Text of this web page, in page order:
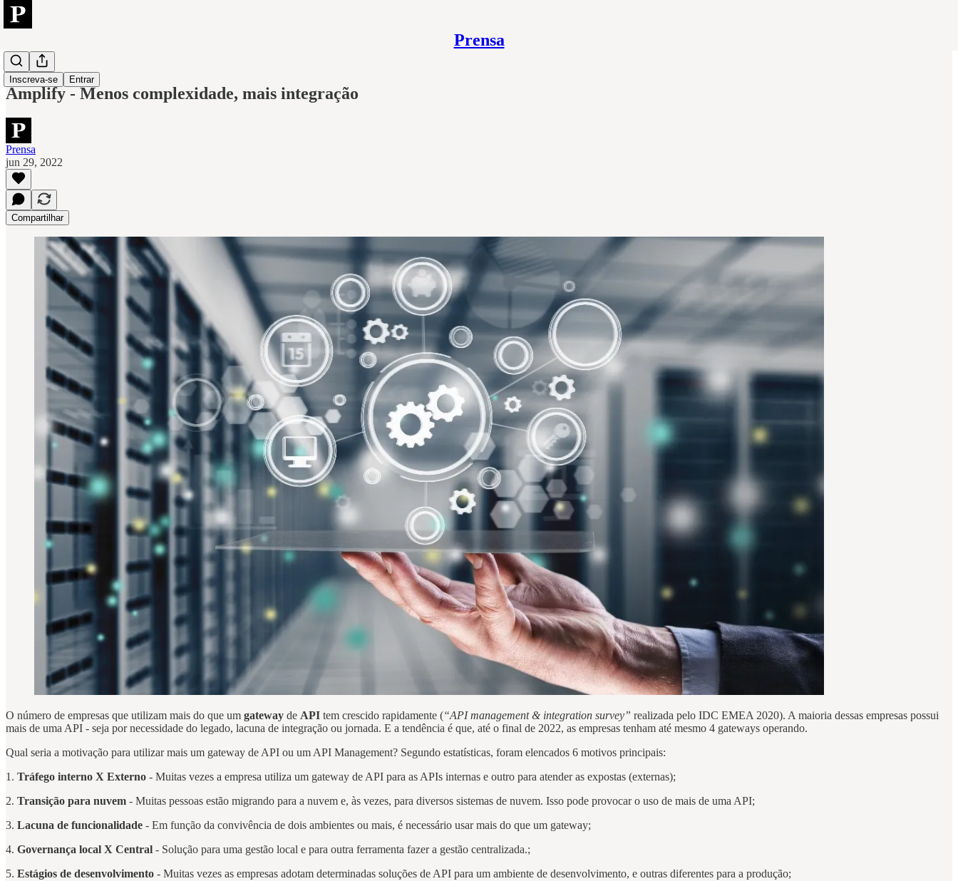
Prensa
Inscreva-se Entrar
Axway
Amplify - Menos complexidade, mais integração
Prensa
jun 29, 2022
Compartilhar
O número de empresas que utilizam mais do que um gateway de API tem crescido rapidamente (“API management & integration survey” realizada pelo IDC EMEA 2020). A maioria dessas empresas possui
mais de uma API - seja por necessidade do legado, lacuna de integração ou jornada. E a tendência é que, até o final de 2022, as empresas tenham até mesmo 4 gateways operando.
Qual seria a motivação para utilizar mais um gateway de API ou um API Management? Segundo estatísticas, foram elencados 6 motivos principais:
1. Tráfego interno X Externo - Muitas vezes a empresa utiliza um gateway de API para as APIs internas e outro para atender as expostas (externas);
2. Transição para nuvem - Muitas pessoas estão migrando para a nuvem e, às vezes, para diversos sistemas de nuvem. Isso pode provocar o uso de mais de uma API;
3. Lacuna de funcionalidade - Em função da convivência de dois ambientes ou mais, é necessário usar mais do que um gateway;
4. Governança local X Central - Solução para uma gestão local e para outra ferramenta fazer a gestão centralizada.;
5. Estágios de desenvolvimento - Muitas vezes as empresas adotam determinadas soluções de API para um ambiente de desenvolvimento, e outras diferentes para a produção;